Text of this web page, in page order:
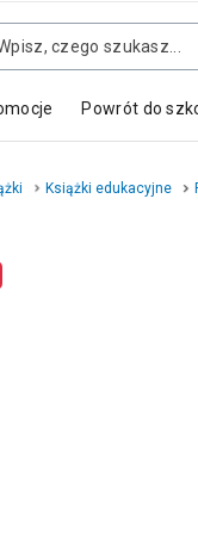
Powrót do
Książki edukacyjne